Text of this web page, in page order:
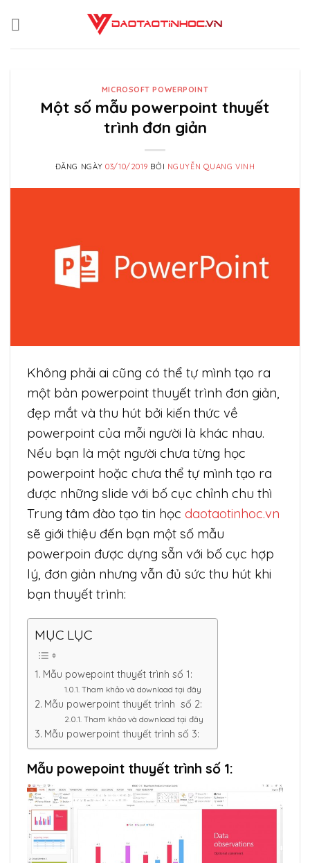
MICROSOFT POWERPOINT
Một số mẫu powerpoint thuyết
trình đơn giản
ĐĂNG NGÀY03/10/2019 BỞI NGUYỄN QUANG VINH
Không phải ai cũng có thể tự mình tạo ra
một bản powerpoint thuyết trình đơn giản,
đẹp mắt và thu hút bởi kiến thức về
powerpoint của mỗi người là khác nhau.
Nếu bạn là một người chưa từng học
powerpoint hoặc chưa thể tự mình tạo ra
được những slide với bố cục chỉnh chu thì
Trung tâm đào tạo tin học daotaotinhoc.vn
sẽ giới thiệu đến bạn một số mẫu
powerpoin được dựng sẵn với bố cục hợp
lý, đơn giản nhưng vẫn đủ sức thu hút khi
bạn thuyết trình:
MỤC LỤC
Mẫu powepoint thuyết trình số 1:
Tham khảo và download tại đây
Mẫu powerpoint thuyết trình số 2:
Tham khảo và download tại đây
Mẫu powerpoint thuyết trình số 3:
Mẫu powepoint thuyết trình số 1: